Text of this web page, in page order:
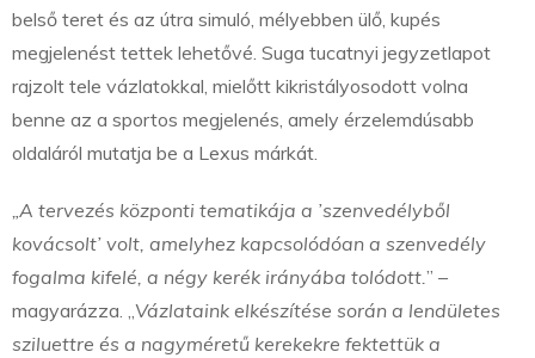
belső teret és az útra simuló, mélyebben ülő, kupés
megjelenést tettek lehetővé. Suga tucatnyi jegyzetlapot
rajzolt tele vázlatokkal, mielőtt kikristályosodott volna
benne az a sportos megjelenés, amely érzelemdúsabb
oldaláról mutatja be a Lexus márkát.
„A tervezés központi tematikája a ’szenvedélyből
kovácsolt’ volt, amelyhez kapcsolódóan a szenvedély
fogalma kifelé, a négy kerék irányába tolódott.” –
magyarázza. „Vázlataink elkészítése során a lendületes
sziluettre és a nagyméretű kerekekre fektettük a